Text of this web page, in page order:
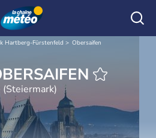
Hartberg-Fürstenfeld Obersaifen
OBERSAIFEN